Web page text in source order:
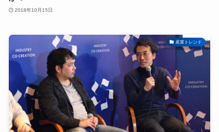
2018年10月15日
産業トレンド